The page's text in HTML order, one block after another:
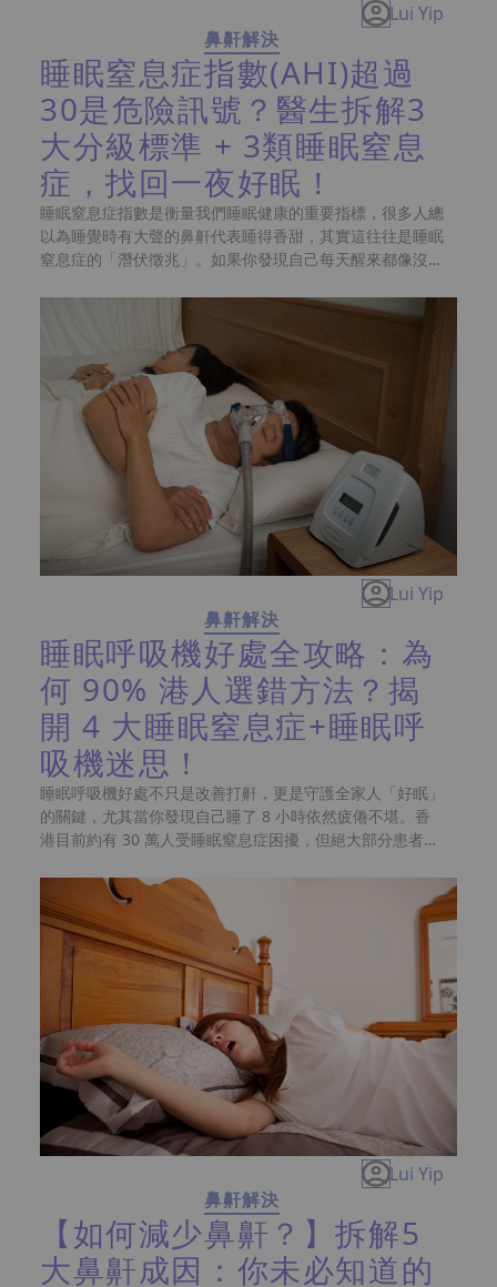
Lui Yip
鼻鼾解決
睡眠窒息症指數(AHI)超過
30是危險訊號？醫生拆解3
大分級標準 + 3類睡眠窒息
症，找回一夜好眠！
睡眠窒息症指數是衡量我們睡眠健康的重要指標，很多人總
以為睡覺時有大聲的鼻鼾代表睡得香甜，其實這往往是睡眠
窒息症的「潛伏徵兆」。如果你發現自己每天醒來都像沒睡
問題困擾，甚至影響生活質素？那麼你必須深入了解睡眠窒
息症指數的關鍵指標。想知道自己的窒息次數是否超標，以
及如何透過睡眠測試結果解讀AHI數值？讓我們一起揭開隱
藏在數據背後的健康警號。
Lui Yip
鼻鼾解決
睡眠呼吸機好處全攻略：為
何 90% 港人選錯方法？揭
開 4 大睡眠窒息症+睡眠呼
吸機迷思！
睡眠呼吸機好處不只是改善打鼾，更是守護全家人「好眠」
的關鍵，尤其當你發現自己睡了 8 小時依然疲倦不堪。香
港目前約有 30 萬人受睡眠窒息症困擾，但絕大部分患者因
的黃金期。長期鼻鼾與睡眠呼吸中止症會無形中蠶食生活質
素，導致血氧水平不穩。事實上，使用睡眠呼吸機不單是一
部醫療儀器，它更是解決睡眠債、預防心血管疾病等慢性疾
病的長期健康投資。想知道這部「救命神器」如何重塑你的
深層睡眠與記憶力？下文將為你揭開5大令睡眠重生的關
鍵。
Lui Yip
鼻鼾解決
【如何減少鼻鼾？】拆解5
大鼻鼾成因：你未必知道的